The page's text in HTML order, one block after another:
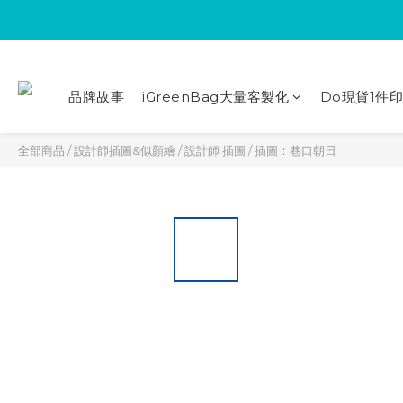
品牌故事 iGreenBag大量客製化 Do現貨1件
全部商品 /設計師插圖&似顏繪 /設計師 插圖 /插圖：巷口朝日